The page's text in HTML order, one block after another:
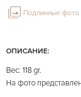
ОПИСАНИЕ:
Вес: 118 gr.
На фото
Подлинные фото